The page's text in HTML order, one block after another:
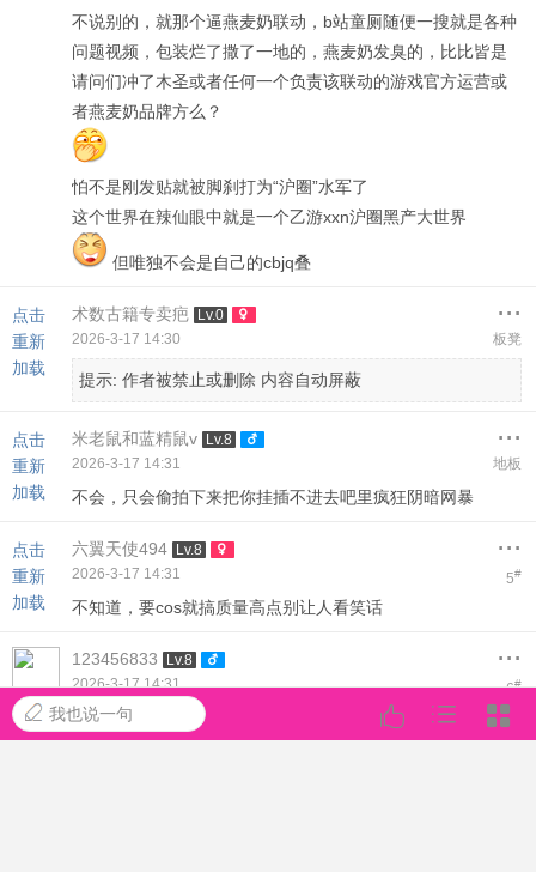
不说别的，就那个逼燕麦奶联动，b站童厕随便一搜就是各种
问题视频，包装烂了撒了一地的，燕麦奶发臭的，比比皆是
请问们冲了木圣或者任何一个负责该联动的游戏官方运营或
者燕麦奶品牌方么？
怕不是刚发贴就被脚刹打为“沪圈”水军了
这个世界在辣仙眼中就是一个乙游xxn沪圈黑产大世界
但唯独不会是自己的cbjq叠
点击
重新
加载
术数古籍专卖疤 Lv.0 ...
2026-3-17 14:30 板凳
提示: 作者被禁止或删除 内容自动屏蔽
点击
重新
加载
米老鼠和蓝精鼠v Lv.8 ...
2026-3-17 14:31 地板
不会，只会偷拍下来把你挂插不进去吧里疯狂阴暗网暴
点击
重新
加载
六翼天使494 Lv.8 ...
2026-3-17 14:31 5#
不知道，要cos就搞质量高点别让人看笑话
123456833 Lv.8 ...
2026-3-17 14:31 6#
不会，上次线下它们看见女玩家只敢拍照然后网上偷偷骂，
你要这么做了线下估计遇不到几个骂你的，但网上肯定传疯
我也说一句